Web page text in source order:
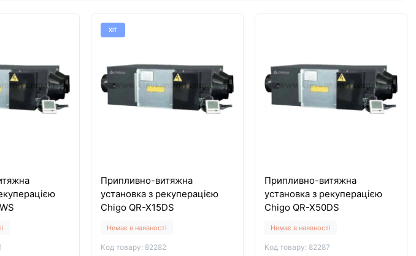
ХІТ
Припливно-витяжна
установка з рекуперацією
Chigo QR-X15DS
Немає в наявності
Код товару: 82282
Припливно-витяжна
установка з рекуперацією
Chigo QR-X50DS
Немає в наявності
Код товару: 82287